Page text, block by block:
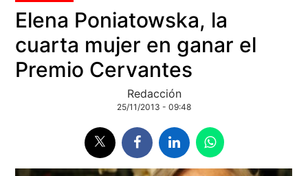
Elena Poniatowska, la
cuarta mujer en ganar el
Premio Cervantes
Redacción
25/11/2013 - 09:48